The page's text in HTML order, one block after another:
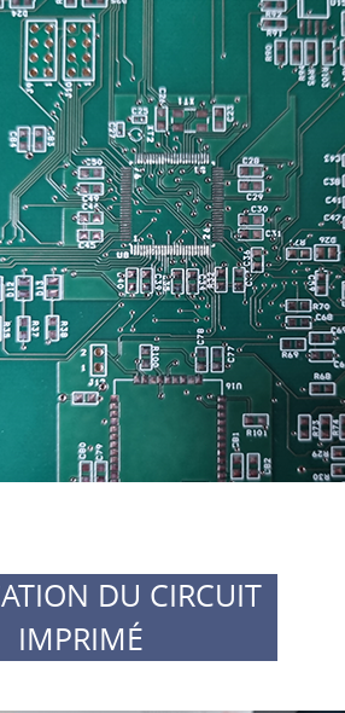
DU CIRCUIT
IMPRIMÉ